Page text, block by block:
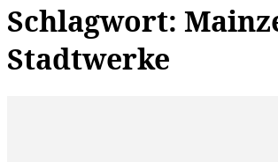
Schlagwort:
Stadtwerke